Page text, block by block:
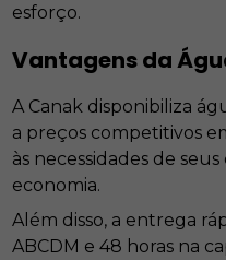
esforço.
Vantagens da
A Canak disponibiliza
a preços competitivos
às necessidades de
economia.
Além disso, a entrega
ABCDM e 48 horas na